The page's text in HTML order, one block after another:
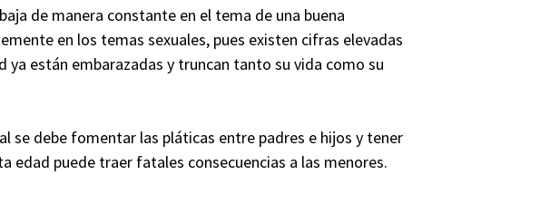
de manera constante en el tema de una buena
en los temas sexuales, pues existen cifras elevadas
ya están embarazadas y truncan tanto su vida como su
se debe fomentar las pláticas entre padres e hijos y tener
edad puede traer fatales consecuencias a las menores.